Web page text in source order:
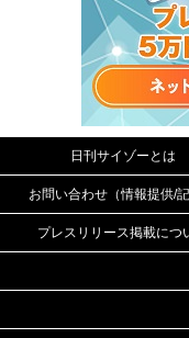
日刊サイゾーとは
お問い合わせ（情報提供/記
プレスリリース掲載につ